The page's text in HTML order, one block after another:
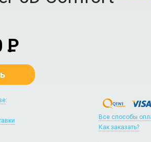
P
:
Все способы
Как заказать?